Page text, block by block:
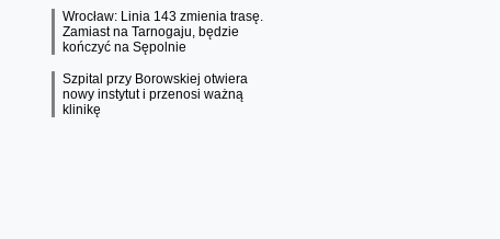
Wrocław: Linia 143 zmienia trasę.
Zamiast na Tarnogaju, będzie
kończyć na Sępolnie
Szpital przy Borowskiej otwiera
nowy instytut i przenosi ważną
klinikę